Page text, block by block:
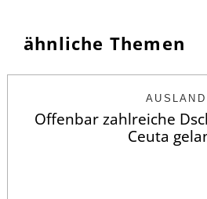
ähnliche Themen
AUSLAND
Offenbar zahlreiche
Ceuta